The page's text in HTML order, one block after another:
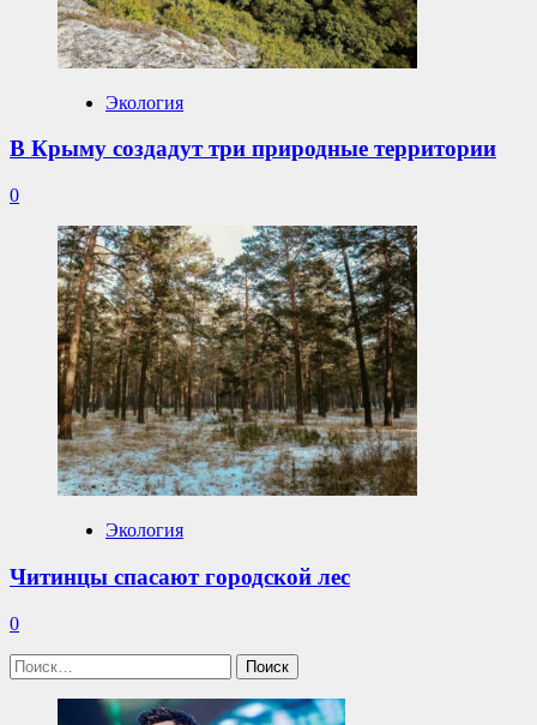
Экология
В Крыму создадут три природные территории
0
Экология
Читинцы спасают городской лес
0
Найти: